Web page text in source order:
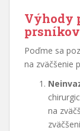
Výhody
prsníkov
Poďme sa
na zväčšenie
na